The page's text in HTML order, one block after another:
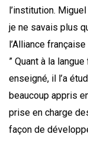
l’institution.
je ne savais plus
l’Alliance
” Quant à la
enseigné, il l’a
beaucoup appris
prise en charge
façon de